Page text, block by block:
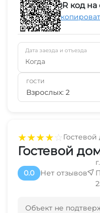
★★★★☆Гостевой
Гостевой
0.0 Нет отзывов
Объект не
QR код
Дата заезда и отъезда
Когда
ГОСТИ
Взрослых: 2